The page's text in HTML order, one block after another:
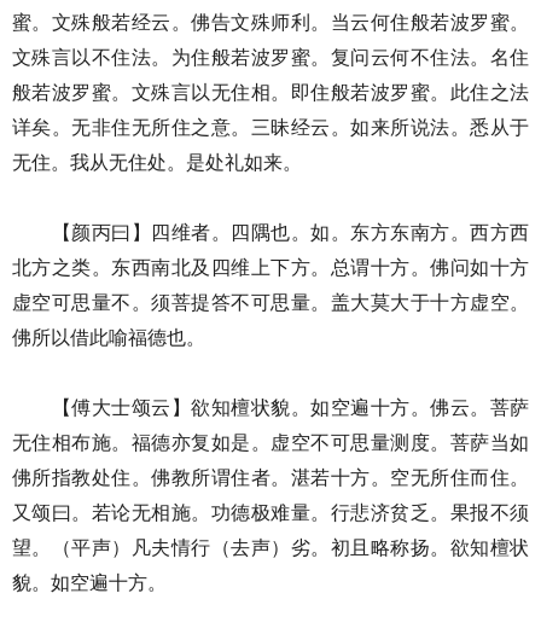
蜜。文殊般若经云。佛告文殊师利。当云何住般若波罗蜜。
文殊言以不住法。为住般若波罗蜜。复问云何不住法。名住
般若波罗蜜。文殊言以无住相。即住般若波罗蜜。此住之法
详矣。无非住无所住之意。三昧经云。如来所说法。悉从于
无住。我从无住处。是处礼如来。
【颜丙曰】四维者。四隅也。如。东方东南方。西方西
北方之类。东西南北及四维上下方。总谓十方。佛问如十方
虚空可思量不。须菩提答不可思量。盖大莫大于十方虚空。
佛所以借此喻福德也。
【傅大士颂云】欲知檀状貌。如空遍十方。佛云。菩萨
无住相布施。福德亦复如是。虚空不可思量测度。菩萨当如
佛所指教处住。佛教所谓住者。湛若十方。空无所住而住。
又颂曰。若论无相施。功德极难量。行悲济贫乏。果报不须
望。（平声）凡夫情行（去声）劣。初且略称扬。欲知檀状
貌。如空遍十方。